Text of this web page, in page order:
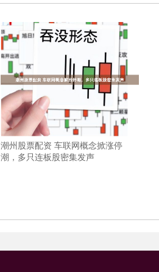
潮州股票配资 车联网概念掀涨停
潮，多只连板股密集发声